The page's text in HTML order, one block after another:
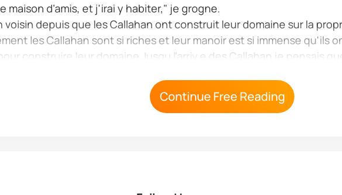
maison d'amis, et j'irai y habiter," je grogne.
voisin depuis que les Callahan ont construit leur domaine sur la
les Callahan sont si riches et leur manoir est si immense qu'ils
construire leur domaine Jusqu l'arriv e des Callahan je pensais
Continue Free Reading